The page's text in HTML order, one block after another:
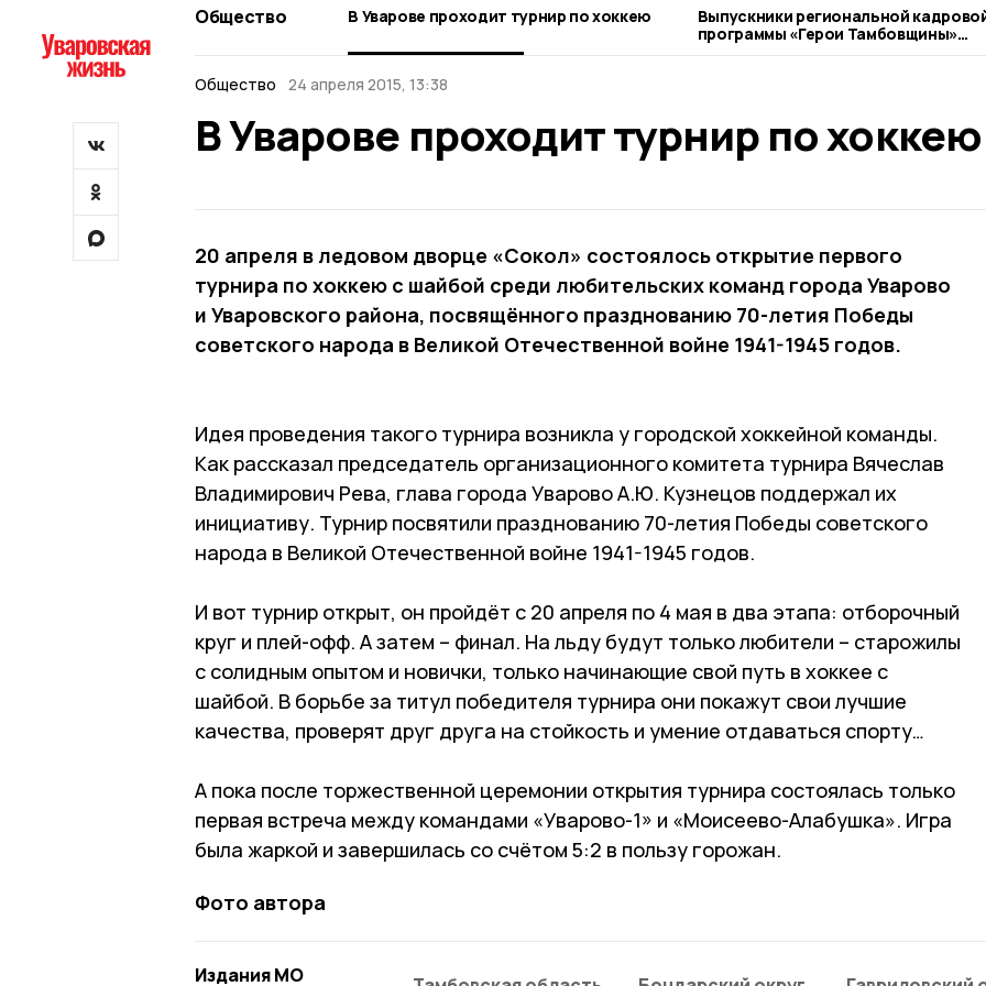
Общество В Уварове проходит турнир по хоккею
Выпускники региональной
программы «Герои Тамбовщины»
получили дипломы
Общество
24 апреля 2015, 13:38
В Уварове проходит турнир по хоккею
20 апреля в ледовом дворце «Сокол» состоялось открытие первого
турнира по хоккею с шайбой среди любительских команд города Уварово
и Уваровского района, посвящённого празднованию 70-летия Победы
советского народа в Великой Отечественной войне 1941-1945 годов.
Идея проведения такого турнира возникла у городской хоккейной команды.
Как рассказал председатель организационного комитета турнира Вячеслав
Владимирович Рева, глава города Уварово А.Ю. Кузнецов поддержал их
инициативу. Турнир посвятили празднованию 70-летия Победы советского
народа в Великой Отечественной войне 1941-1945 годов.
И вот турнир открыт, он пройдёт с 20 апреля по 4 мая в два этапа: отборочный
круг и плей-офф. А затем – финал. На льду будут только любители – старожилы
с солидным опытом и новички, только начинающие свой путь в хоккее с
шайбой. В борьбе за титул победителя турнира они покажут свои лучшие
качества, проверят друг друга на стойкость и умение отдаваться спорту…
А пока после торжественной церемонии открытия турнира состоялась только
первая встреча между командами «Уварово-1» и «Моисеево-Алабушка». Игра
была жаркой и завершилась со счётом 5:2 в пользу горожан.
Фото автора
Издания МО